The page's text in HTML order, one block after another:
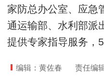
家防总办公室、应急
通运输部、水利部派
提供专家指导服务，
编辑：黄佐春 责任编